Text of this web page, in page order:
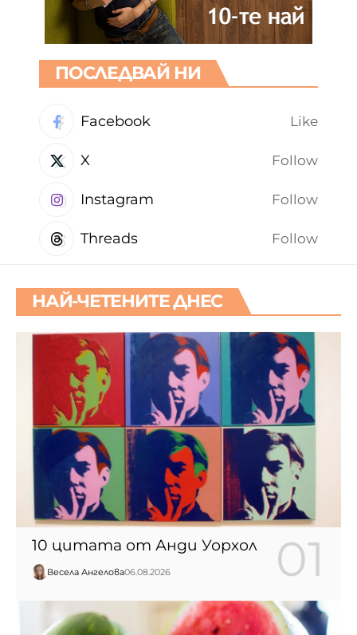
ПОСЛЕДВАЙ НИ
Facebook Like
X Follow
Instagram Follow
Threads Follow
НАЙ-ЧЕТЕНИТЕ ДНЕС
10 цитата от Анди Уорхол
Весела Ангелова06.08.2026